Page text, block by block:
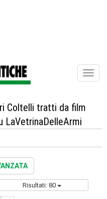
Coltelli tratti da film
LaVetrinaDelleArmi
Risultati: 80